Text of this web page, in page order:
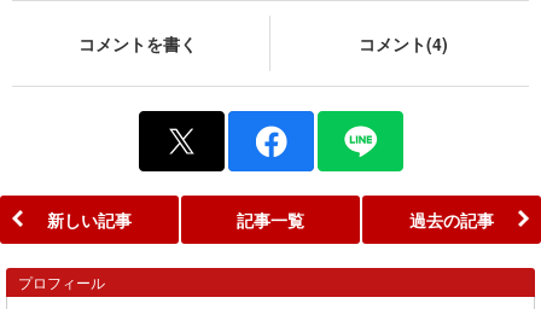
コメントを書く コメント(4)
新しい記事 記事一覧 過去の記事
プロフィール